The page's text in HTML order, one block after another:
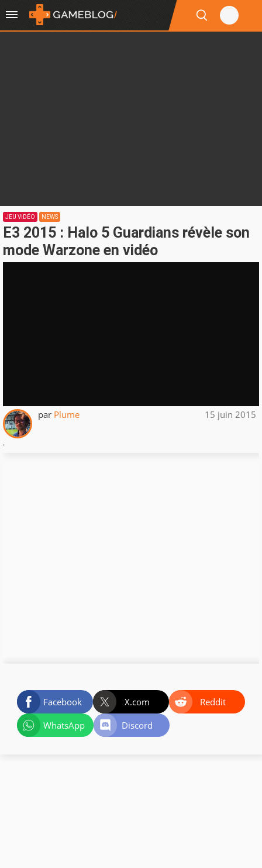
JEU VIDÉO NEWS
E3 2015 : Halo 5 Guardians révèle son
mode Warzone en vidéo
par Plume 15 juin 2015
.
Facebook X.com
Reddit
WhatsApp
Discord